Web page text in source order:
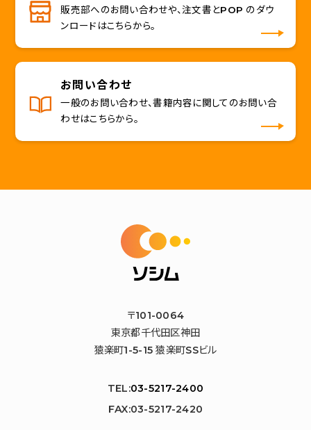
販売部へのお問い合わせや、注文書とPOP のダウ
ンロードはこちらから。
お問い合わせ
一般のお問い合わせ、書籍内容に関してのお問い合
わせはこちらから。
〒101-0064
東京都千代田区神田
猿楽町1-5-15 猿楽町SSビル
TEL:03-5217-2400
FAX:03-5217-2420